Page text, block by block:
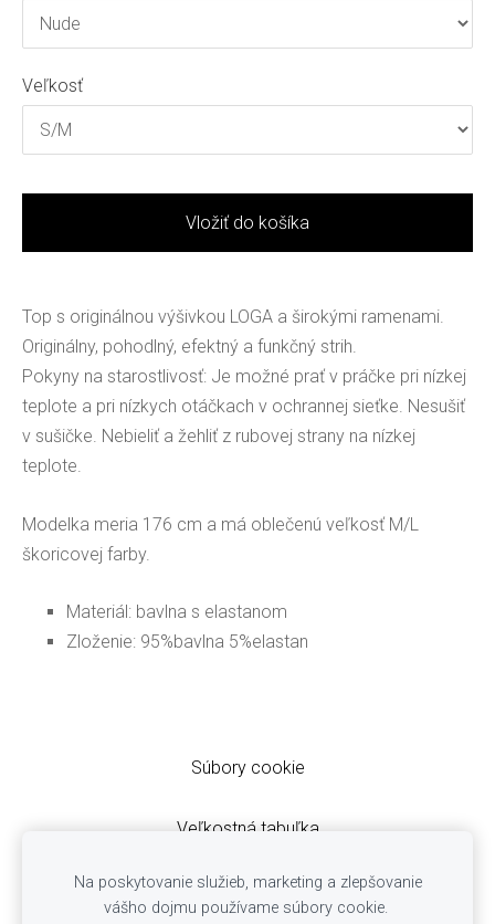
Veľkosť
Vložiť do košíka
Top s originálnou výšivkou LOGA a širokými ramenami.
Originálny, pohodlný, efektný a funkčný strih.
Pokyny na starostlivosť: Je možné prať v práčke pri nízkej
teplote a pri nízkych otáčkach v ochrannej sieťke. Nesušiť
v sušičke. Nebieliť a žehliť z rubovej strany na nízkej
teplote.
Modelka meria 176 cm a má oblečenú veľkosť M/L
škoricovej farby.
Materiál: bavlna s elastanom
Zloženie: 95%bavlna 5%elastan
Súbory cookie
Veľkostná tabuľka
Ochrana osobných údajov
Cookies
Na poskytovanie služieb, marketing a zlepšovanie
vášho dojmu používame súbory cookie.